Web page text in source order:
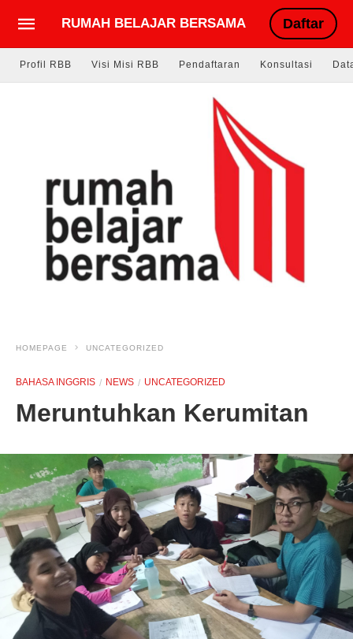
RUMAH BELAJAR BERSAMA Daftar
Profil RBB Visi Misi RBB Pendaftaran Konsultasi
HOMEPAGE UNCATEGORIZED
BAHASA INGGRIS NEWS UNCATEGORIZED
Meruntuhkan Kerumitan